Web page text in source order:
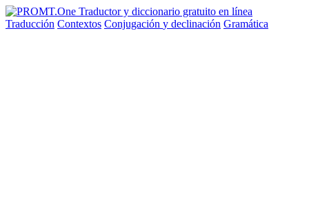
Traducción Contextos Conjugación y declinación Gramática